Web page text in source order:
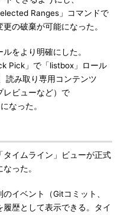
Ranges」コマンドで
の破棄が可能になった。
をより明確にした。
Pick」で「listbox」ロール
読み取り専用コンテンツ
レビューなど）で
なった。
イムライン」ビューが正式
った。
イベント（Gitコミット、
歴として表示できる。タイ